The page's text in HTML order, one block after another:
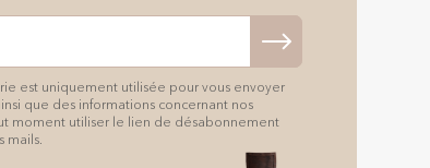
est uniquement utilisée pour vous envoyer
que des informations concernant nos
moment utiliser le lien de désabonnement
mails.